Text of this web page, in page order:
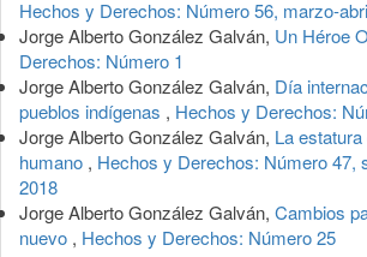
Hechos y Derechos: Número 56, marzo-
Jorge Alberto González Galván, Un Héroe
Derechos: Número 1
Jorge Alberto González Galván, Día
pueblos indígenas , Hechos y Derechos:
Jorge Alberto González Galván, La
humano , Hechos y Derechos: Número 47,
2018
Jorge Alberto González Galván, Cambios
nuevo , Hechos y Derechos: Número 25